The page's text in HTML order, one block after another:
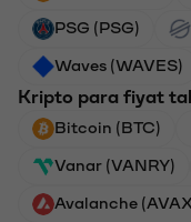
PSG (PSG)
Waves (WAVES)
Kripto para fiyat
Bitcoin (BTC)
Vanar (VANRY)
Avalanche